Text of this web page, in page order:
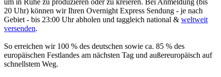
um in Ruhe zu produzieren oder zu kreieren. Bei Anmeldung (bis
20 Uhr) können wir Ihren Overnight Express Sendung - je nach
Gebiet - bis 23:00 Uhr abholen und taggleich national & weltweit
versenden.
So erreichen wir 100 % des deutschen sowie ca. 85 % des
europäischen Festlandes am nächsten Tag und außereuropäisch auf
schnellstem Weg.